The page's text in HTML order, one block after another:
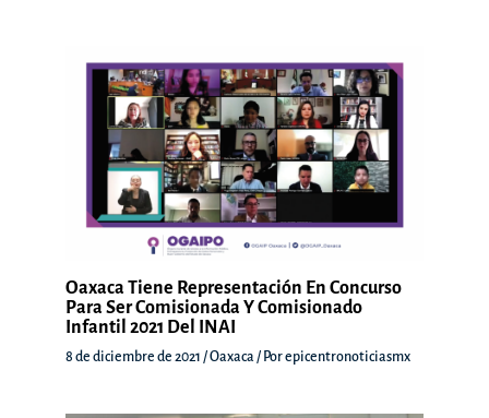
Oaxaca Tiene Representación En Concurso
Para Ser Comisionada Y Comisionado
Infantil 2021 Del INAI
8 de diciembre de 2021 /Oaxaca / Porepicentronoticiasmx